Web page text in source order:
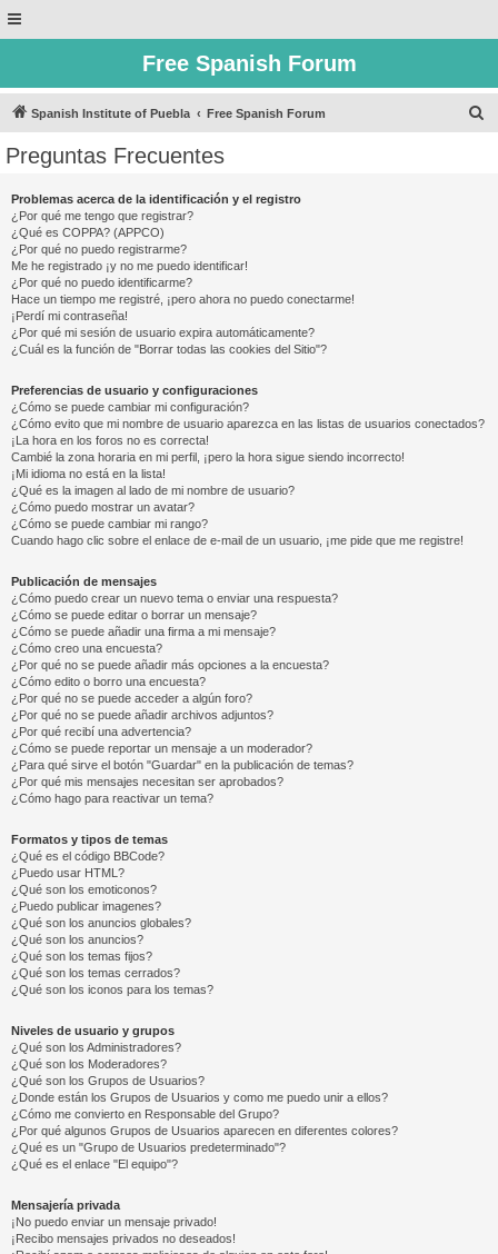
Free Spanish Forum
Spanish Institute of Puebla Free Spanish Forum
Preguntas Frecuentes
Problemas acerca de la identificación y el registro
¿Por qué me tengo que registrar?
¿Qué es COPPA? (APPCO)
¿Por qué no puedo registrarme?
Me he registrado ¡y no me puedo identificar!
¿Por qué no puedo identificarme?
Hace un tiempo me registré, ¡pero ahora no puedo conectarme!
¡Perdí mi contraseña!
¿Por qué mi sesión de usuario expira automáticamente?
¿Cuál es la función de "Borrar todas las cookies del Sitio"?
Preferencias de usuario y configuraciones
¿Cómo se puede cambiar mi configuración?
¿Cómo evito que mi nombre de usuario aparezca en las listas de usuarios conectados?
¡La hora en los foros no es correcta!
Cambié la zona horaria en mi perfil, ¡pero la hora sigue siendo incorrecto!
¡Mi idioma no está en la lista!
¿Qué es la imagen al lado de mi nombre de usuario?
¿Cómo puedo mostrar un avatar?
¿Cómo se puede cambiar mi rango?
Cuando hago clic sobre el enlace de e-mail de un usuario, ¡me pide que me registre!
Publicación de mensajes
¿Cómo puedo crear un nuevo tema o enviar una respuesta?
¿Cómo se puede editar o borrar un mensaje?
¿Cómo se puede añadir una firma a mi mensaje?
¿Cómo creo una encuesta?
¿Por qué no se puede añadir más opciones a la encuesta?
¿Cómo edito o borro una encuesta?
¿Por qué no se puede acceder a algún foro?
¿Por qué no se puede añadir archivos adjuntos?
¿Por qué recibí una advertencia?
¿Cómo se puede reportar un mensaje a un moderador?
¿Para qué sirve el botón "Guardar" en la publicación de temas?
¿Por qué mis mensajes necesitan ser aprobados?
¿Cómo hago para reactivar un tema?
Formatos y tipos de temas
¿Qué es el código BBCode?
¿Puedo usar HTML?
¿Qué son los emoticonos?
¿Puedo publicar imagenes?
¿Qué son los anuncios globales?
¿Qué son los anuncios?
¿Qué son los temas fijos?
¿Qué son los temas cerrados?
¿Qué son los iconos para los temas?
Niveles de usuario y grupos
¿Qué son los Administradores?
¿Qué son los Moderadores?
¿Qué son los Grupos de Usuarios?
¿Donde están los Grupos de Usuarios y como me puedo unir a ellos?
¿Cómo me convierto en Responsable del Grupo?
¿Por qué algunos Grupos de Usuarios aparecen en diferentes colores?
¿Qué es un "Grupo de Usuarios predeterminado"?
¿Qué es el enlace "El equipo"?
Mensajería privada
¡No puedo enviar un mensaje privado!
¡Recibo mensajes privados no deseados!